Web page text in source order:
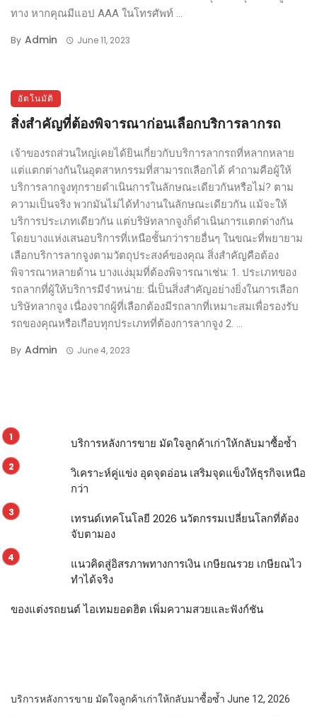
ทาง หากคุณมีแอป AAA ในโทรศัพท์ ...
By Admin June 11, 2023
อัตโนมัติ
สิ่งสำคัญที่ต้องพิจารณาก่อนเลือกบริการลากรถ
เจ้าของรถส่วนใหญ่เคยได้ยินเกี่ยวกับบริการลากรถที่หลากหลาย
แต่แตกต่างกันในอุตสาหกรรมที่สามารถเลือกได้ คำถามคือผู้ให้
บริการลากจูงทุกรายดำเนินการในลักษณะเดียวกันหรือไม่? ตาม
ความเป็นจริง พวกมันไม่ได้ทำงานในลักษณะเดียวกัน แม้จะให้
บริการประเภทเดียวกัน แต่บริษัทลากจูงก็ดำเนินการแตกต่างกัน
โดยบางแห่งเสนอบริการที่เหนือชั้นกว่ารายอื่นๆ ในขณะที่พยายาม
เลือกบริการลากจูงตามวัตถุประสงค์ของคุณ สิ่งสำคัญคือต้อง
พิจารณาหลายด้าน บางแง่มุมที่ต้องพิจารณาเช่น: 1. ประเภทของ
รถลากที่ผู้ให้บริการมีจำหน่าย: นี่เป็นสิ่งสำคัญอย่างยิ่งในการเลือก
บริษัทลากจูง เนื่องจากผู้ที่เลือกต้องมีรถลากที่เหมาะสมเพื่อรองรับ
รถของคุณหรือเกือบทุกประเภทที่ต้องการลากจูง 2. ...
By Admin June 4, 2023
บริการหลังการขาย มัดใจลูกค้าเก่าให้กลับมาซื้อซ้ำ
วิเคราะห์คู่แข่ง อุดจุดอ่อน เสริมจุดแข็งให้ธุรกิจเหนือ
กว่า
เทรนด์เทคโนโลยี 2026 นวัตกรรมเปลี่ยนโลกที่ต้อง
จับตามอง
แนวคิดสู่อิสรภาพทางการเงิน เกษียณรวย เกษียณไว
ทำได้จริง
ของแต่งรถยนต์ ไอเทมยอดฮิต เพิ่มความสวยและฟังก์ชัน
บริการหลังการขาย มัดใจลูกค้าเก่าให้กลับมาซื้อซ้ำ June 12, 2026